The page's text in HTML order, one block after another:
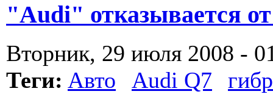
"Audi" отказывается
Вторник, 29 июля 2008 -
Теги: Авто Audi Q7